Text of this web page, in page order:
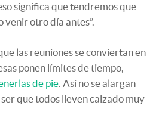
significa que tendremos que
venir otro día antes”.
las reuniones se conviertan en
ponen límites de tiempo,
de pie. Así no se alargan
que todos lleven calzado muy